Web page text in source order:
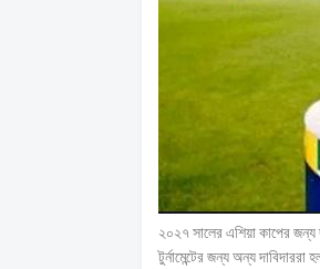
২০২৭ সালের এশিয়া কাপের জন্য
টুর্নামেন্টের জন্য অন্য